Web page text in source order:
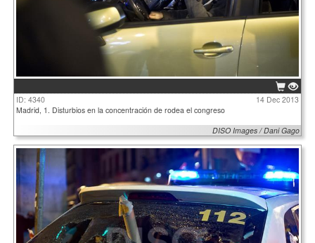
ID: 4340
14 Dec 2013
Madrid, 1. Disturbios en la concentración de rodea el congreso
DISO Images / Dani Gago